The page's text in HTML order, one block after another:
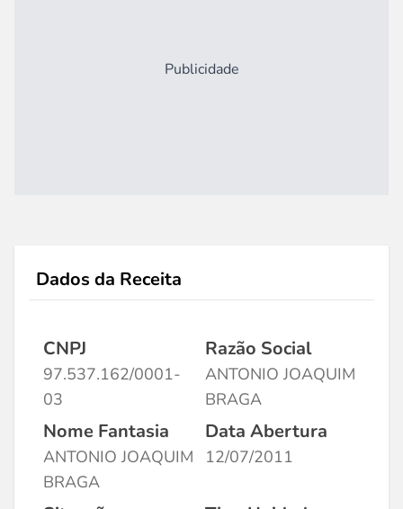
Publicidade
Dados da Receita
CNPJ
97.537.162/0001-
03
Razão Social
ANTONIO JOAQUIM
BRAGA
Nome Fantasia
ANTONIO JOAQUIM
BRAGA
Data Abertura
12/07/2011